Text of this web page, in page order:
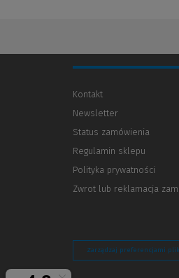
Kontakt
Newsletter
Status zamówienia
Regulamin sklepu
Polityka prywatności
innej
Zwrot lub reklamacja
Zarządzaj preferencjami